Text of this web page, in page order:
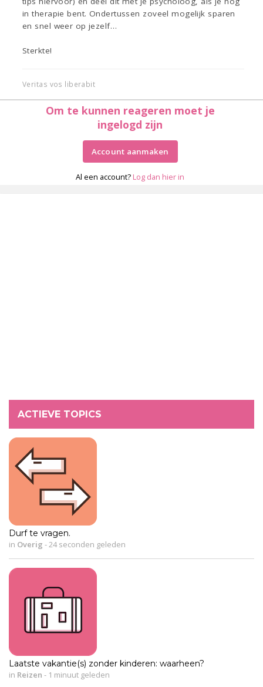
in therapie bent. Ondertussen zoveel mogelijk sparen
en snel weer op jezelf…
Sterkte!
Veritas vos liberabit
Om te kunnen reageren moet je
ingelogd zijn
Account aanmaken
Al een account? Log dan hier in
ACTIEVE TOPICS
Durf te vragen.
in Overig -24 seconden geleden
Laatste vakantie(s) zonder kinderen: waarheen?
in Reizen - 1 minuut geleden